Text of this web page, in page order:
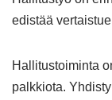
edistää
Hallitustoiminta
palkkiota.